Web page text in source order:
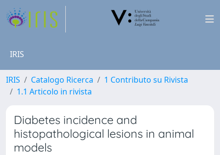
IRIS
IRIS Catalogo Ricerca
1 Contributo su Rivista
1.1 Articolo in rivista
Diabetes incidence and
histopathological lesions in animal
models